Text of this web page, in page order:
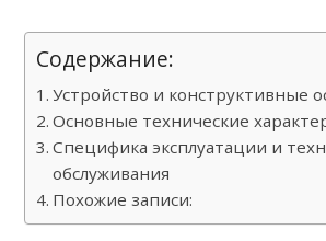
Содержание:
Устройство и конструктивные
Основные технические
Специфика эксплуатации и
обслуживания
Похожие записи: